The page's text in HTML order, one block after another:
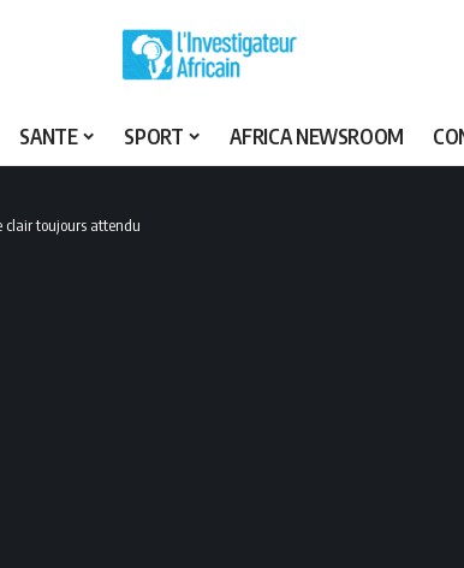
SANTE SPORT AFRICA NEWSROOM
clair toujours attendu